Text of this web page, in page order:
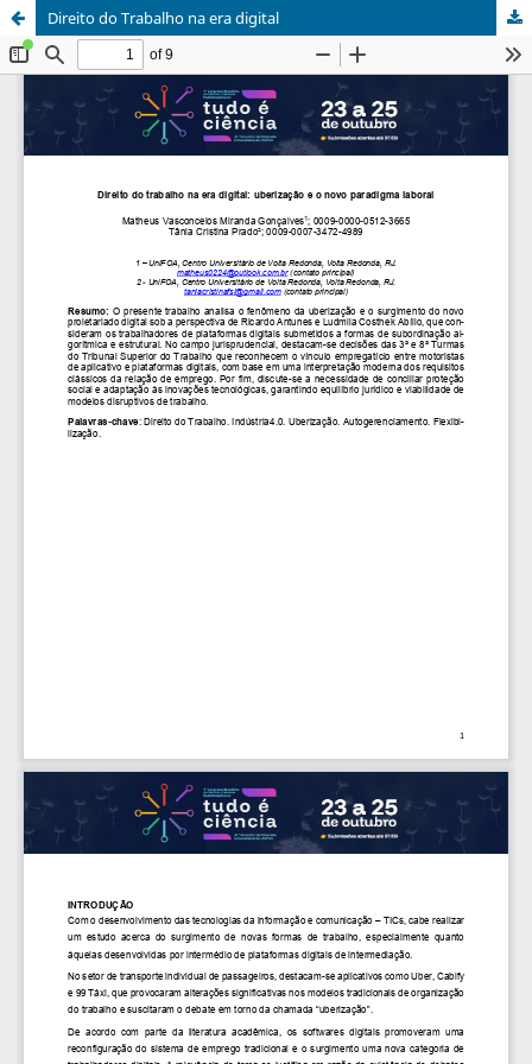
Direito do Trabalho na era digital